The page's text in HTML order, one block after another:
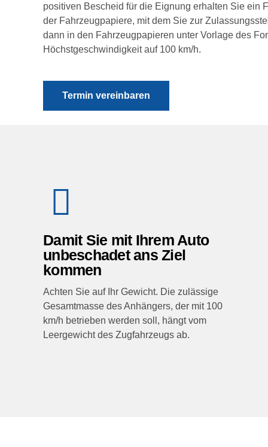
positiven Bescheid für die Eignung erhalten Sie ein
der Fahrzeugpapiere, mit dem Sie zur
dann in den Fahrzeugpapieren unter Vorlage des
Höchstgeschwindigkeit auf 100 km/h.
Termin vereinbaren
Damit Sie mit Ihrem Auto
unbeschadet ans Ziel
kommen
Achten Sie auf Ihr Gewicht. Die zulässige
Gesamtmasse des Anhängers, der mit 100
km/h betrieben werden soll, hängt vom
Leergewicht des Zugfahrzeugs ab.